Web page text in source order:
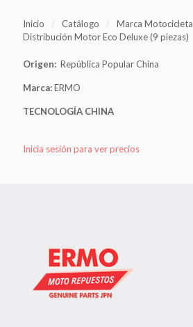
Inicio / Catálogo / Marca Motocicleta
Distribución Motor Eco Deluxe (9 piezas)
Origen: República Popular China
Marca:ERMO
TECNOLOGÍA CHINA
Inicia sesión para ver precios